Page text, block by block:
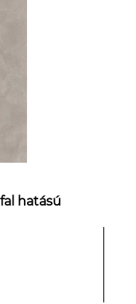
hatású